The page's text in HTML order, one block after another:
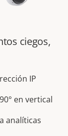
ciegos,
IP
en vertical
analíticas